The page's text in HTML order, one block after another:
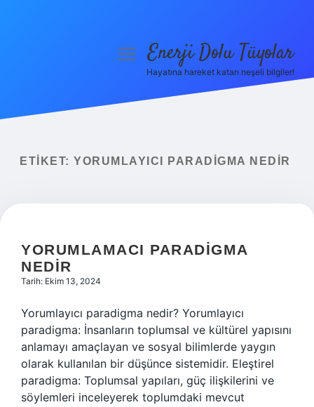
Yasal Uyarı
menüyüEnerji Dolu Tüyolar
Hayatına hareket katan neşeli bilgiler!
ETIKET: YORUMLAYICI PARADIGMA NEDIR
YORUMLAMACI PARADIGMA
NEDIR
Tarih: Ekim 13, 2024
Yorumlayıcı paradigma nedir? Yorumlayıcı
paradigma: İnsanların toplumsal ve kültürel yapısını
anlamayı amaçlayan ve sosyal bilimlerde yaygın
olarak kullanılan bir düşünce sistemidir. Eleştirel
paradigma: Toplumsal yapıları, güç ilişkilerini ve
söylemleri inceleyerek toplumdaki mevcut